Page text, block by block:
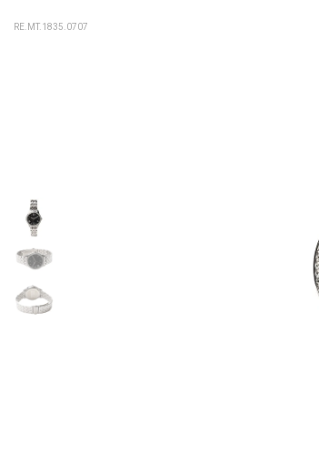
RE.MT.1835.0707